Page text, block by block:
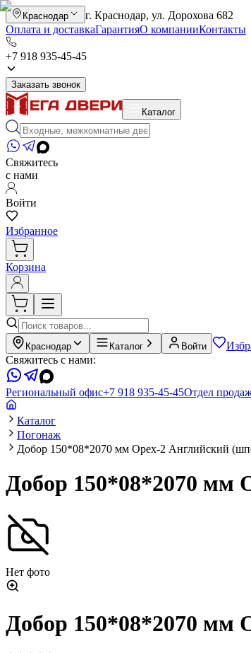
Краснодар
г. Краснодар, ул. Дорохова 682
Оплата и доставкаГарантияО компанииКонтакты
+7 918 935-45-45
Заказать звонок
Каталог
Свяжитесь
с нами
Войти
Избранное
Корзина
Краснодар Каталог Войти
Свяжитесь с нами:
Региональный офис+7 918 935-45-45Отдел
Каталог
Погонаж
Добор 150*08*2070 мм Орех-2 Английский
Добор 150*08*2070
Нет фото
Добор 150*08*2070